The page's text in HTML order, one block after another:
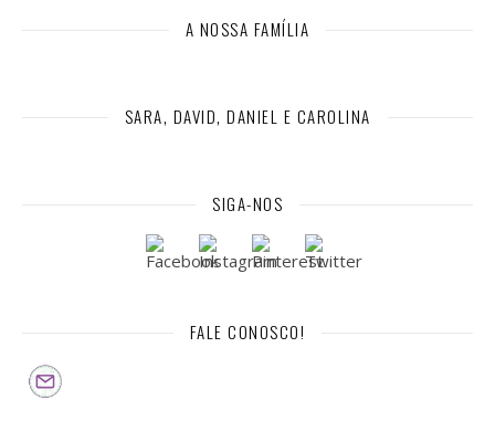
A NOSSA FAMÍLIA
SARA, DAVID, DANIEL E CAROLINA
SIGA-NOS
FALE CONOSCO!